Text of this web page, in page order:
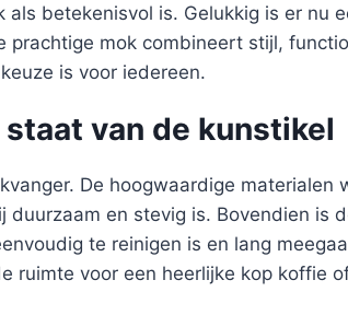
betekenisvol is. Gelukkig is er nu
prachtige mok combineert stijl,
is voor iedereen.
van de kunstikel
De hoogwaardige materialen
duurzaam en stevig is. Bovendien is
te reinigen is en lang
ruimte voor een heerlijke kop koffie